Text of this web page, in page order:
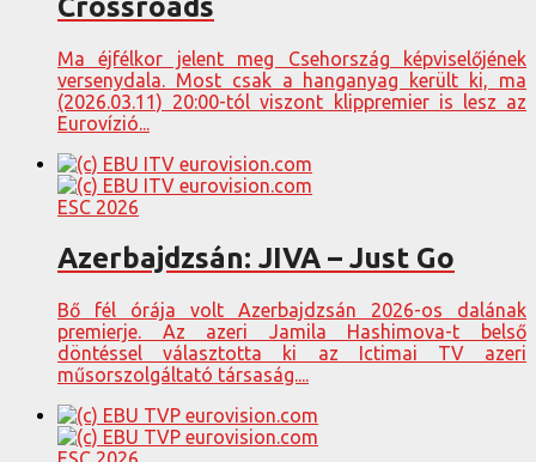
Crossroads
Ma éjfélkor jelent meg Csehország képviselőjének
versenydala. Most csak a hanganyag került ki, ma
(2026.03.11) 20:00-tól viszont klippremier is lesz az
Eurovízió...
ESC 2026
Azerbajdzsán: JIVA – Just Go
Bő fél órája volt Azerbajdzsán 2026-os dalának
premierje. Az azeri Jamila Hashimova-t belső
döntéssel választotta ki az Ictimai TV azeri
műsorszolgáltató társaság....